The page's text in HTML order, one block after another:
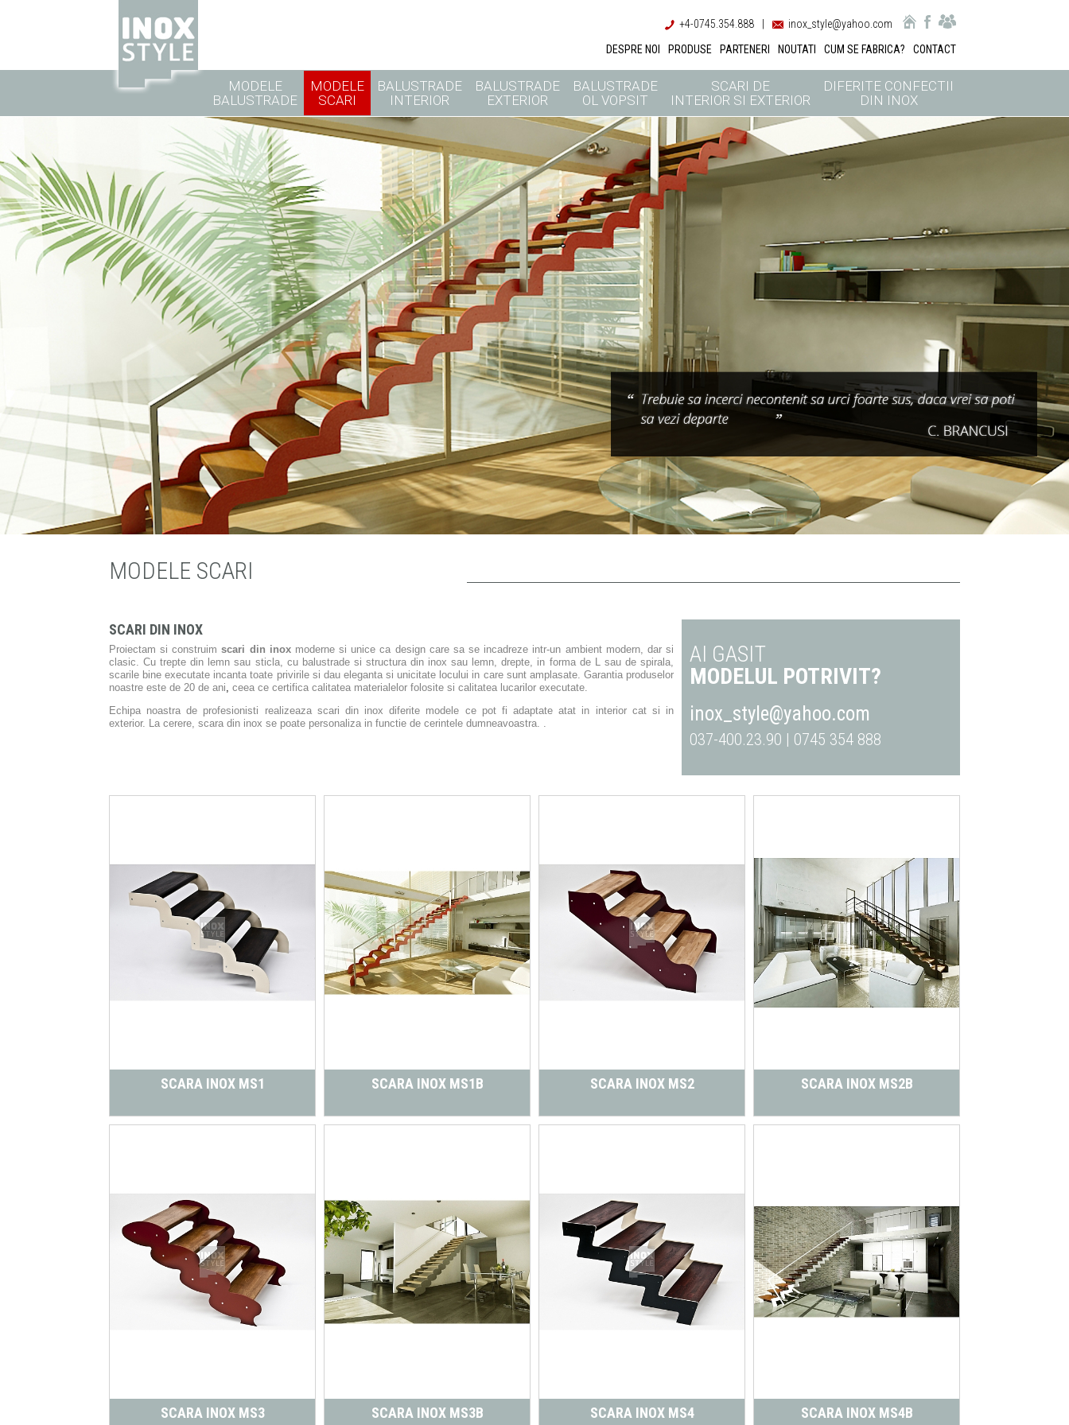
+4-0745.354.888
inox_style@yahoo.com
DESPRE NOI
PRODUSE PARTENERI NOUTATI CUM SE FABRICA? CONTACT
MODELE
BALUSTRADE
MODELE
SCARI
BALUSTRADE
INTERIOR
BALUSTRADE
EXTERIOR
BALUSTRADE
OL VOPSIT
SCARI DE
INTERIOR SI EXTERIOR
DIFERITE CONFECTII
DIN INOX
MODELE SCARI
SCARI DIN INOX
Proiectam si construim scari din inoxmoderne si unice ca design care sa se incadreze intr-un ambient modern, dar si
clasic. Cu trepte din lemn sau sticla, cu balustrade si structura din inox sau lemn, drepte, in forma de L sau de spirala,
scarile bine executate incanta toate privirile si dau eleganta si unicitate locului in care sunt amplasate. Garantia produselor
noastre este de 20 de ani, ceea ce certifica calitatea materialelor folosite si calitatea lucarilor executate.
Echipa noastra de profesionisti realizeaza scari din inox diferite modele ce pot fi adaptate atat in interior cat si in
exterior. La cerere, scara din inox se poate personaliza in functie de cerintele dumneavoastra. .
AI GASIT
MODELUL POTRIVIT?
inox_style@yahoo.com
037-400.23.90 | 0745 354 888
SCARA INOX MS1 SCARA INOX MS1B SCARA INOX MS2 SCARA INOX MS2B
SCARA INOX MS3 SCARA INOX MS3B SCARA INOX MS4 SCARA INOX MS4B